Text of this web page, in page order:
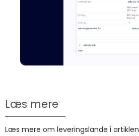
Læs mere
Læs mere om leveringslande i artiklen